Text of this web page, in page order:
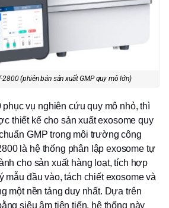
2800 (phiên bản sản xuất GMP quy mô lớn)
vụ nghiên cứu quy mô nhỏ, thì
thiết kế cho sản xuất exosome quy
GMP trong môi trường công
là hệ thống phân lập exosome tự
cho sản xuất hàng loạt, tích hợp
mẫu đầu vào, tách chiết exosome và
một nền tảng duy nhất. Dựa trên
siêu âm tiên tiến, hệ thống này